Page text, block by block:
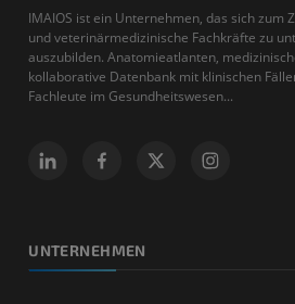
IMAIOS ist ein Unternehmen, das sich zum
und veterinärmedizinische Fachkräfte zu
auszubilden. Anatomieatlanten,
kollaborative Datenbank mit klinischen
Fachleute im Gesundheitswesen...
UNTERNEHMEN